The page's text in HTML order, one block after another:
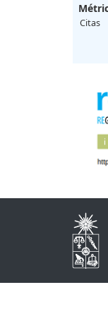
Citas